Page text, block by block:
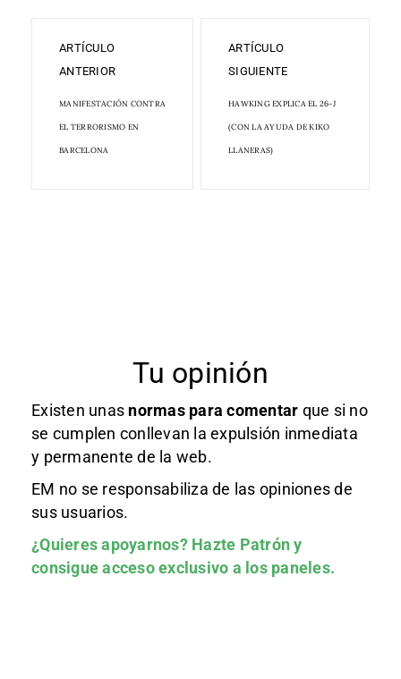
ARTÍCULO
ANTERIOR
MANIFESTACIÓN CONTRA
EL TERRORISMO EN
BARCELONA
ARTÍCULO
SIGUIENTE
HAWKING EXPLICA EL 26-J
(CON LA AYUDA DE KIKO
LLANERAS)
Tu opinión
Existen unas normas para comentar que si no
se cumplen conllevan la expulsión inmediata
y permanente de la web.
EM no se responsabiliza de las opiniones de
sus usuarios.
¿Quieres apoyarnos? Hazte Patróny
consigue acceso exclusivo a los paneles.